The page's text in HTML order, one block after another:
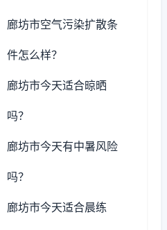
廊坊市空气污染扩散条
件怎么样？
廊坊市今天适合晾晒
吗？
廊坊市今天有中暑风险
吗？
廊坊市今天适合晨练